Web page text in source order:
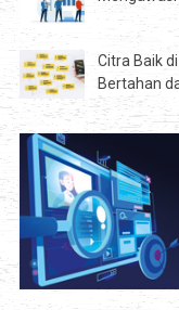
Citra Baik
Bertahan